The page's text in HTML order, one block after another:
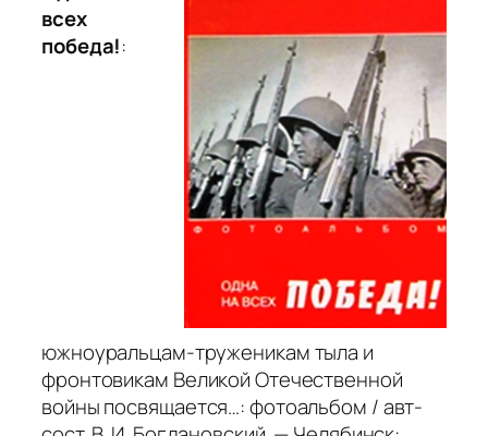
всех
победа!:
южноуральцам-труженикам тыла и
фронтовикам Великой Отечественной
войны посвящается…: фотоальбом / авт-